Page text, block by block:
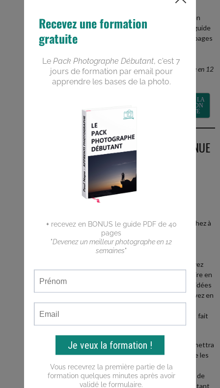
recevez en
BONUS le guide
PDF de 40 pages
meilleur
photographe en 12
semaines
RECEVOIR LA
FORMATION
GRATUITE
BIENVENUE
Vous cherchez à
meilleures
Vous n'arrivez
pas a traduire en
photos les idées
que vous avez en
tête ?
Ce blog est fait
pour vous !
Il vous permettra
d'apprendre les
bases de la
photo, puis de
progresser tant